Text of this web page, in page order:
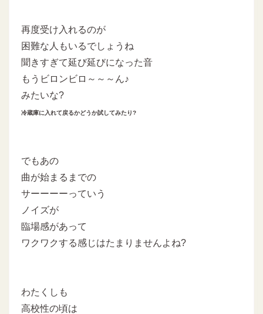
再度受け入れるのが
困難な人もいるでしょうね
聞きすぎて延び延びになった音
もうビロンビロ～～～ん♪
みたいな?
冷蔵庫に入れて戻るかどうか試してみたり?
でもあの
曲が始まるまでの
サーーーーっていう
ノイズが
臨場感があって
ワクワクする感じはたまりませんよね?
わたくしも
高校性の頃は